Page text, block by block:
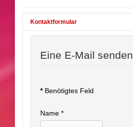
Kontaktformular
Eine E-Mail senden
*Benötigtes Feld
Name *